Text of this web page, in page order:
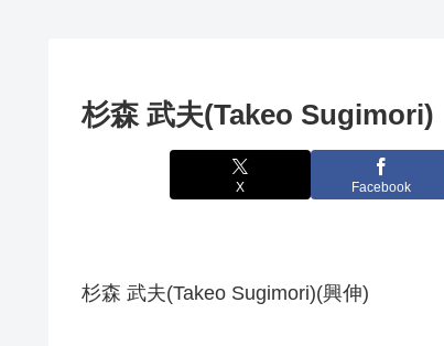
杉森 武夫(Takeo Sugimori)
X Facebook
杉森 武夫(Takeo Sugimori)(興伸)